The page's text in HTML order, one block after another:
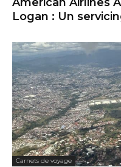
Logan : Un
Carnets de voyage